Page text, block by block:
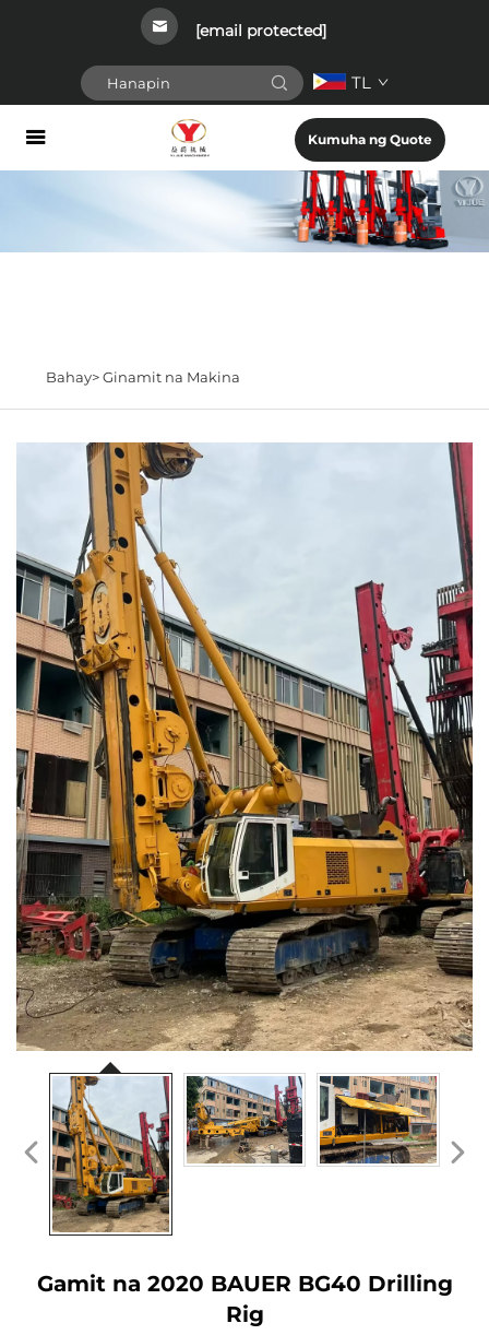
[email protected]
TL
Kumuha ng Quote
Bahay>Ginamit na Makina
Gamit na 2020 BAUER BG40 Drilling
Rig